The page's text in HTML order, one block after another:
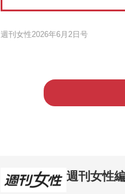
週刊女性2026年6月2日号
週刊女性